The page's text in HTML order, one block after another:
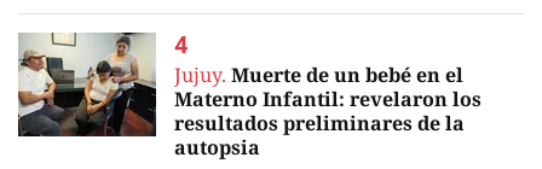
Jujuy. Muerte de un bebé en el
Materno Infantil: revelaron los
resultados preliminares de la
autopsia